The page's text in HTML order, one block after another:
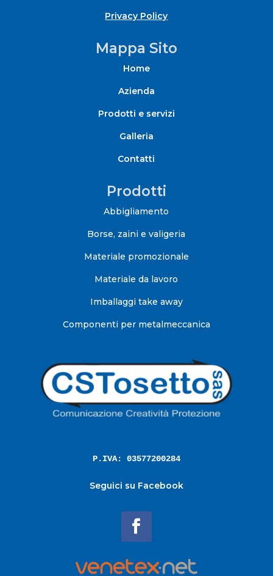
Privacy Policy
Mappa Sito
Home
Azienda
Prodotti e servizi
Galleria
Contatti
Prodotti
Abbigliamento
Borse, zaini e valigeria
Materiale promozionale
Materiale da lavoro
Imballaggi take away
Componenti per metalmeccanica
P.IVA: 03577200284
Seguici su Facebook